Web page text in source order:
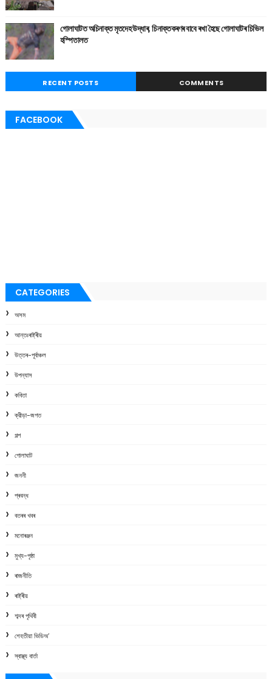
গোলাঘাটত অচিনাক্ত মৃতদেহ উদ্ধাৰ, চিনাক্তকৰণৰ বাবে ৰখা হৈছে গোলাঘাটৰ চিভিল
হস্পিতালত
RECENT POSTS COMMENTS
FACEBOOK
CATEGORIES
অসম
আন্তঃৰাষ্ট্ৰীয়
উত্তৰ-পূৰ্বাঞ্চল
উপন্যাস
কবিতা
ক্রীড়া-জগত
গল্প
গোলাঘাট
জননী
প্ৰবন্ধ
বতৰৰ খবৰ
মনোৰঞ্জন
মুখ্য-পৃষ্ঠা
ৰাজনীতি
ৰাষ্ট্ৰীয়
শব্দৰ পৃথিবী
শেহতীয়া ভিডিঅ’
স্বাস্থ্য বাৰ্তা